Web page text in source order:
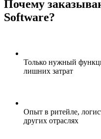
Почему
Software?
Только нужный
лишних затрат
Опыт в ритейле,
других отраслях